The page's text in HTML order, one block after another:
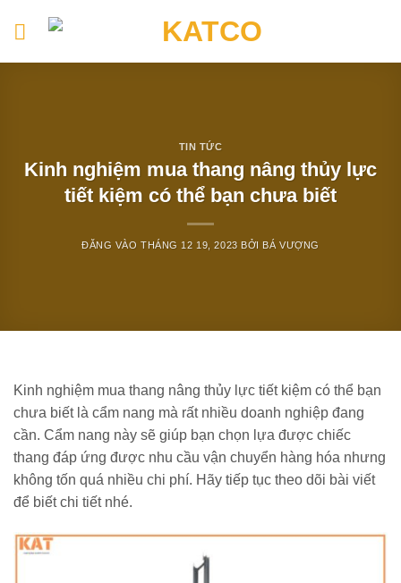
TIN TỨC
Kinh nghiệm mua thang nâng thủy lực
tiết kiệm có thể bạn chưa biết
ĐĂNG VÀOTHÁNG 12 19, 2023 BỞI BÁ VƯỢNG
Kinh nghiệm mua thang nâng thủy lực tiết kiệm có thể bạn
chưa biết là cẩm nang mà rất nhiều doanh nghiệp đang
cần. Cẩm nang này sẽ giúp bạn chọn lựa được chiếc
thang đáp ứng được nhu cầu vận chuyển hàng hóa nhưng
không tốn quá nhiều chi phí. Hãy tiếp tục theo dõi bài viết
để biết chi tiết nhé.